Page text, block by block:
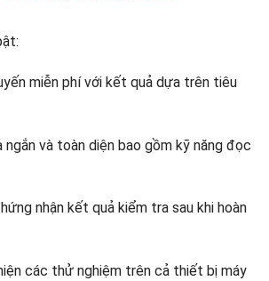
miễn phí với kết quả dựa trên tiêu
ngắn và toàn diện bao gồm kỹ năng đọc
nhận kết quả kiểm tra sau khi hoàn
các thử nghiệm trên cả thiết bị máy